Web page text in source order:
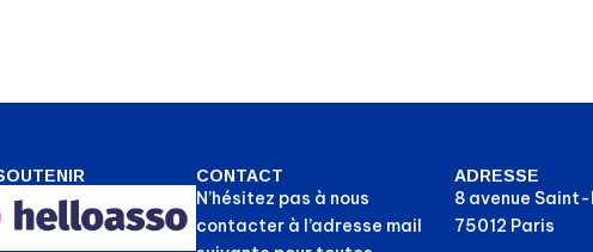
CONTACT
N’hésitez pas à nous
contacter à l’adresse mail
ADRESSE
8 avenue
75012 Paris